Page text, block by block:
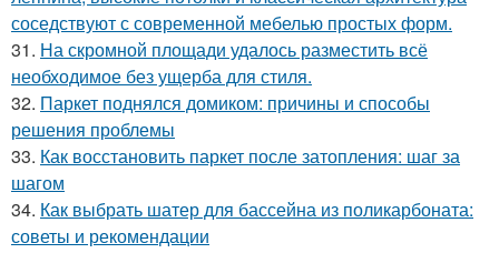
соседствуют с современной мебелью простых форм.
31. На скромной площади удалось разместить всё
необходимое без ущерба для стиля.
32. Паркет поднялся домиком: причины и способы
решения проблемы
33. Как восстановить паркет после затопления: шаг за
шагом
34. Как выбрать шатер для бассейна из поликарбоната:
советы и рекомендации